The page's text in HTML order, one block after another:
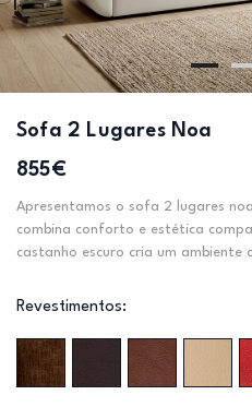
Sofa 2 Lugares Noa
855€
Apresentamos o sofa 2 lugares
combina conforto e estética
castanho escuro cria um ambiente
Revestimentos: